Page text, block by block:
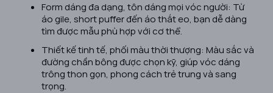
Form dáng đa dạng, tôn dáng mọi vóc người: Từ
áo gile, short puffer đến áo thắt eo, bạn dễ dàng
tìm được mẫu phù hợp với cơ thể.
Thiết kế tinh tế, phối màu thời thượng: Màu sắc và
đường chần bông được chọn kỹ, giúp vóc dáng
trông thon gọn, phong cách trẻ trung và sang
trọng.